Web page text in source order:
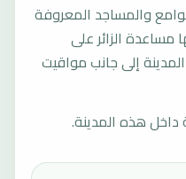
والمساجد المعروفة
مساعدة الزائر على
إلى جانب مواقيت